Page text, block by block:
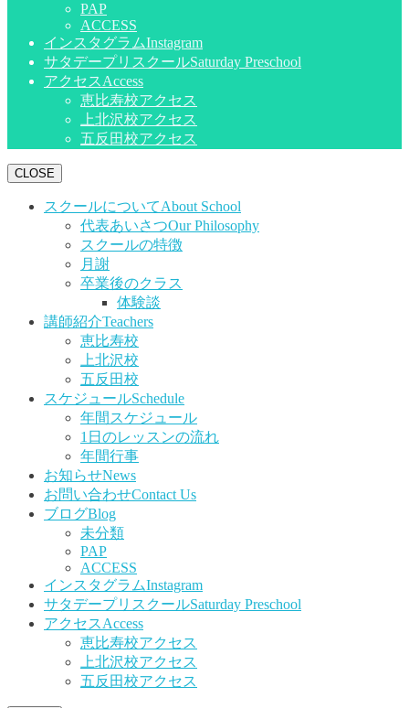
PAP
ACCESS
インスタグラムInstagram
サタデープリスクールSaturday Preschool
アクセスAccess
恵比寿校アクセス
上北沢校アクセス
五反田校アクセス
CLOSE
スクールについてAbout School
代表あいさつOur Philosophy
スクールの特徴
月謝
卒業後のクラス
体験談
講師紹介Teachers
恵比寿校
上北沢校
五反田校
スケジュールSchedule
年間スケジュール
1日のレッスンの流れ
年間行事
お知らせNews
お問い合わせContact Us
ブログBlog
未分類
PAP
ACCESS
インスタグラムInstagram
サタデープリスクールSaturday Preschool
アクセスAccess
恵比寿校アクセス
上北沢校アクセス
五反田校アクセス